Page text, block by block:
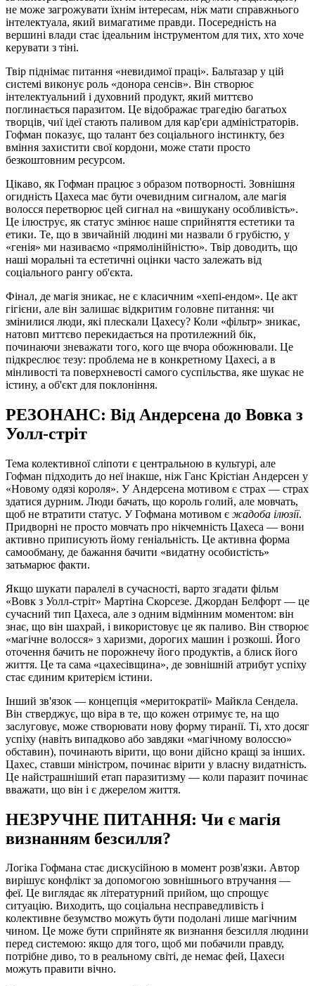
не може загрожувати їхнім інтересам, ніж мати справжнього
інтелектуала, який вимагатиме правди. Посередність на
вершині влади стає ідеальним інструментом для тих, хто хоче
керувати з тіні.
Твір піднімає питання «невидимої праці». Бальтазар у цій
системі виконує роль «донора сенсів». Він створює
інтелектуальний і духовний продукт, який миттєво
поглинається паразитом. Це відображає трагедію багатьох
творців, чиї ідеї стають паливом для кар'єри адміністраторів.
Гофман показує, що талант без соціального інстинкту, без
вміння захистити свої кордони, може стати просто
безкоштовним ресурсом.
Цікаво, як Гофман працює з образом потворності. Зовнішня
огидність Цахеса має бути очевидним сигналом, але магія
волосся перетворює цей сигнал на «вишукану особливість».
Це ілюструє, як статус змінює наше сприйняття естетики та
етики. Те, що в звичайній людині ми назвали б грубістю, у
«генія» ми називаємо «прямолінійністю». Твір доводить, що
наші моральні та естетичні оцінки часто залежать від
соціального рангу об'єкта.
Фінал, де магія зникає, не є класичним «хепі-ендом». Це акт
гігієни, але він залишає відкритим головне питання: чи
змінилися люди, які плескали Цахесу? Коли «фільтр» зникає,
натовп миттєво перекидається на протилежний бік,
починаючи зневажати того, кого ще вчора обожнювали. Це
підкреслює тезу: проблема не в конкретному Цахесі, а в
мінливості та поверхневості самого суспільства, яке шукає не
істину, а об'єкт для поклоніння.
РЕЗОНАНС: Від Андерсена до Вовка з
Уолл-стріт
Тема колективної сліпоти є центральною в культурі, але
Гофман підходить до неї інакше, ніж Ганс Крістіан Андерсен у
«Новому одязі короля». У Андерсена мотивом є страх — страх
здатися дурним. Люди бачать, що король голий, але мовчать,
щоб не втратити статус. У Гофмана мотивом є жадоба ілюзії.
Придворні не просто мовчать про нікчемність Цахеса — вони
активно приписують йому геніальність. Це активна форма
самообману, де бажання бачити «видатну особистість»
затьмарює факти.
Якщо шукати паралелі в сучасності, варто згадати фільм
«Вовк з Уолл-стріт» Мартіна Скорсезе. Джордан Белфорт — це
сучасний тип Цахеса, але з одним відмінним моментом: він
знає, що він шахрай, і використовує це як паливо. Він створює
«магічне волосся» з харизми, дорогих машин і розкоші. Його
оточення бачить не порожнечу його продуктів, а блиск його
життя. Це та сама «цахесівщина», де зовнішній атрибут успіху
стає єдиним критерієм істини.
Інший зв'язок — концепція «меритократії» Майкла Сендела.
Він стверджує, що віра в те, що кожен отримує те, на що
заслуговує, може створювати нову форму тиранії. Ті, хто досяг
успіху (навіть випадково або завдяки «магічному волоссю»
обставин), починають вірити, що вони дійсно кращі за інших.
Цахес, ставши міністром, починає вірити у власну видатність.
Це найстрашніший етап паразитизму — коли паразит починає
вважати, що він і є джерелом життя.
НЕЗРУЧНЕ ПИТАННЯ: Чи є магія
визнанням безсилля?
Логіка Гофмана стає дискусійною в момент розв'язки. Автор
вирішує конфлікт за допомогою зовнішнього втручання —
феї. Це виглядає як літературний прийом, що спрощує
ситуацію. Виходить, що соціальна несправедливість і
колективне безумство можуть бути подолані лише магічним
чином. Це може бути сприйняте як визнання безсилля людини
перед системою: якщо для того, щоб ми побачили правду,
потрібне диво, то в реальному світі, де немає фей, Цахеси
можуть правити вічно.